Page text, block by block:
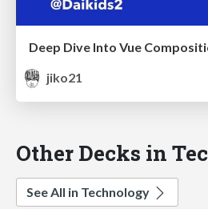
Deep Dive Into Vue
jiko21
Other Decks in
See All in Technology